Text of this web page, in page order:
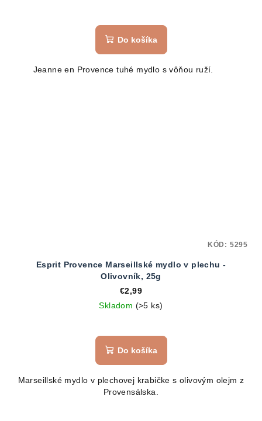
Do košíka
Jeanne en Provence tuhé mydlo s vôňou ruží.
Esprit Provence Marseillské mydlo v plechu -
Olivovník, 25g
€2,99
Skladom (>5 ks)
Do košíka
Marseillské mydlo v plechovej krabičke s olivovým olejm z
Provensálska.
KÓD: 5295